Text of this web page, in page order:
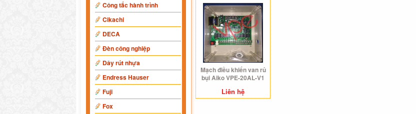
Công tắc hành trình
Cikachi
DECA
Đèn công nghiệp
Dây rút nhựa
Endress Hauser
Fuji
Fox
Mạch điều khiển van rủ
bụi Aiko VPE-20AL-V1
Liên hệ